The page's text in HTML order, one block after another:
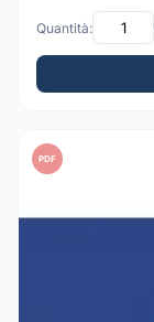
Quantità:
PDF